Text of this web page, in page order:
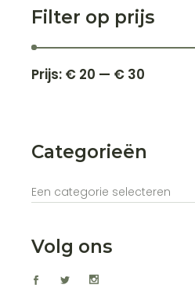
Filter op prijs
Prijs: € 20 — € 30
Categorieën
Een categorie selecteren
Volg ons